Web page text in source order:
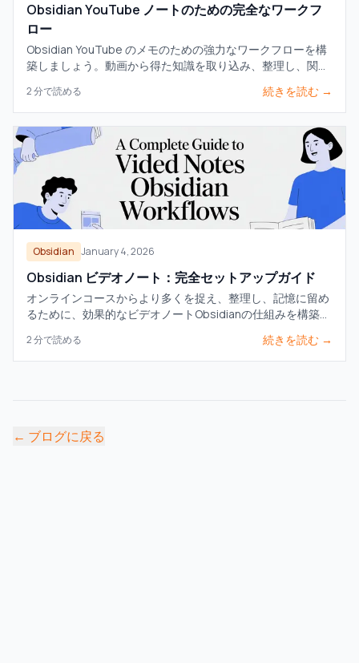
Obsidian YouTube ノートのための完全なワークフ
ロー
Obsidian YouTube のメモのための強力なワークフローを構
築しましょう。動画から得た知識を取り込み、整理し、関連
2分で読める 続きを読む →
Obsidian January 4, 2026
Obsidian ビデオノート：完全セットアップガイド
オンラインコースからより多くを捉え、整理し、記憶に留め
るために、効果的なビデオノートObsidianの仕組みを構築し
す。
2分で読める 続きを読む →
← ブログに戻る